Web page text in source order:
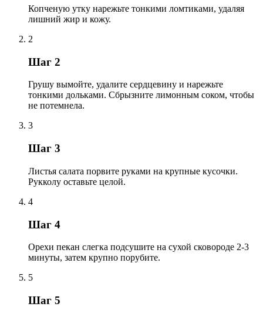
Копченую утку нарежьте тонкими ломтиками, удаляя
лишний жир и кожу.
2
Шаг 2
Грушу вымойте, удалите сердцевину и нарежьте
тонкими дольками. Сбрызните лимонным соком, чтобы
не потемнела.
3
Шаг 3
Листья салата порвите руками на крупные кусочки.
Рукколу оставьте целой.
4
Шаг 4
Орехи пекан слегка подсушите на сухой сковороде 2-3
минуты, затем крупно порубите.
5
Шаг 5